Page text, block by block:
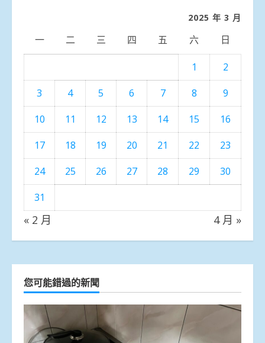
2025 年 3 月
一 二 三 四 五 六 日
1
2
3
4 5 6 7 8
9
10
11 12 13 14 15
16
17
18 19 20 21 22
23
24
25 26 27 28 29
30
31
« 2 月 4 月 »
您可能錯過的新聞